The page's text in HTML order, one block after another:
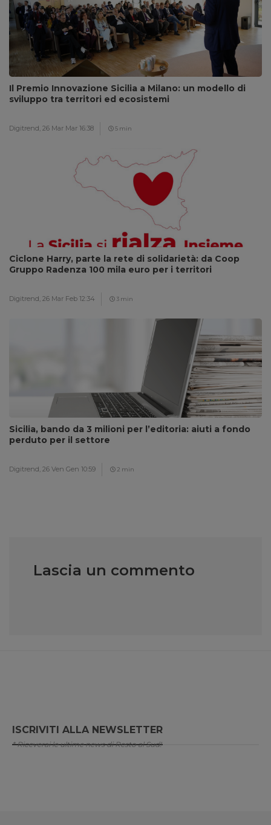
Il Premio Innovazione Sicilia a Milano: un modello di
sviluppo tra territori ed ecosistemi
Digitrend, 26 Mar Mar 16:38 5 min
Ciclone Harry, parte la rete di solidarietà: da Coop
Gruppo Radenza 100 mila euro per i territori
Digitrend, 26 Mar Feb 12:34 3 min
Sicilia, bando da 3 milioni per l’editoria: aiuti a fondo
perduto per il settore
Digitrend, 26 Ven Gen 10:59 2 min
Lascia un commento
ISCRIVITI ALLA NEWSLETTER
* Riceverai le ultime news di Resto al Sud!